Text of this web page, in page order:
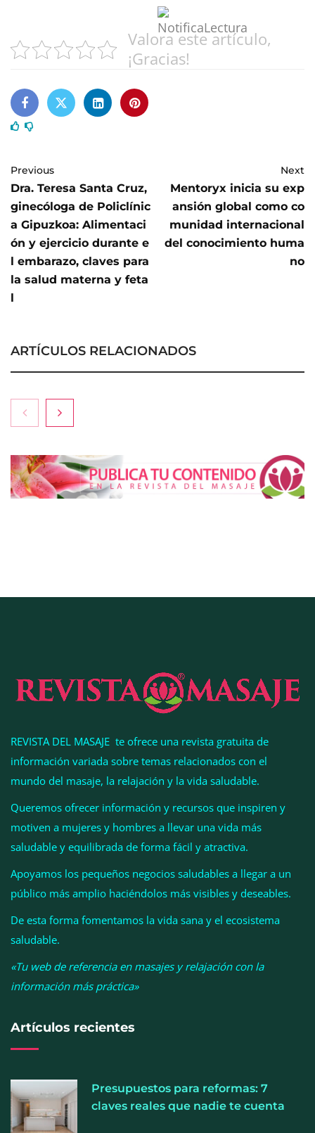
Valora este artículo,
¡Gracias!
Previous
Dra. Teresa Santa Cruz,
ginecóloga de Policlínic
a Gipuzkoa: Alimentaci
ón y ejercicio durante e
l embarazo, claves para
la salud materna y feta
l
Next
Mentoryx inicia su exp
ansión global como co
munidad internacional
del conocimiento huma
no
ARTÍCULOS RELACIONADOS
La luz roja, el nuevo aftersun, actúa en la
La medicina estética gira hacia la naturalidad:
cada vez más pacientes buscan verse mejor sin
cambiar sus rasgos, según la Clínica Mética
REVISTA DEL MASAJE te ofrece una revista gratuita de
información variada sobre temas relacionados con el
mundo del masaje, la relajación y la vida saludable.
Queremos ofrecer información y recursos que inspiren y
motiven a mujeres y hombres a llevar una vida más
saludable y equilibrada de forma fácil y atractiva.
Apoyamos los pequeños negocios saludables a llegar a un
público más amplio haciéndolos más visibles y deseables.
De esta forma fomentamos la vida sana y el ecosistema
saludable.
«Tu web de referencia en masajes y relajación con la
información más práctica»
Artículos recientes
Presupuestos para reformas: 7
claves reales que nadie te cuenta